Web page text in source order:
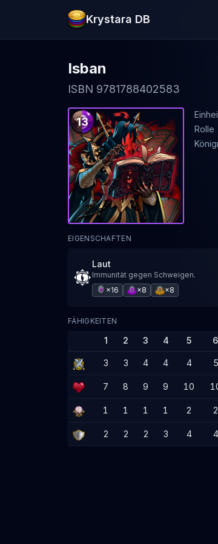
Krystara DB
Isban
ISBN 9781788402583
13
Rolle
EIGENSCHAFTEN
Laut
Immunität gegen Schweigen.
×16
×8 ×8
FÄHIGKEITEN
1 2 3 4 5 6
3 3 4 4 4 5
7 8 9 9 10
1 1 1 1 2 2
2 2 2 3 4 4